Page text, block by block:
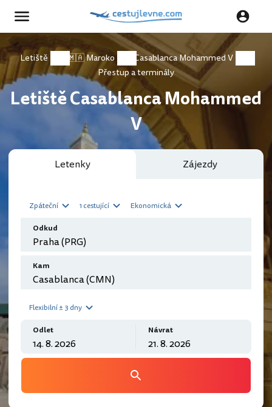
Letiště 🇲🇦 Maroko
Casablanca Mohammed V
Přestup a terminály
Letiště Casablanca Mohammed
V
Letenky Zájezdy
Zpáteční 1 cestující Ekonomická
Odkud
Kam
Flexibilní ± 3 dny
Odlet Návrat